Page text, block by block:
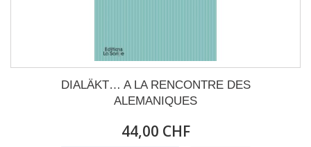
DIALÄKT… A LA RENCONTRE DES
ALEMANIQUES
44,00 CHF